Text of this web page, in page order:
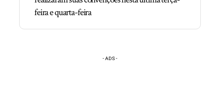
feira e quarta-feira
- ADS -